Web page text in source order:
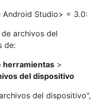
Android Studio> = 3.0:
archivos del
de:
herramientas >
del dispositivo
del dispositivo",